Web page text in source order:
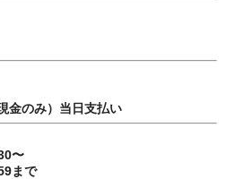
金のみ）当日支払い
〜
まで